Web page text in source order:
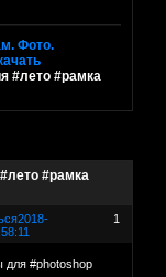
Фото.
#лето #рамка
#рамка
1
2018-
#photoshop